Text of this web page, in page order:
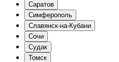
Саратов
Симферополь
Славянск-на-Кубани
Сочи
Судак
Томск